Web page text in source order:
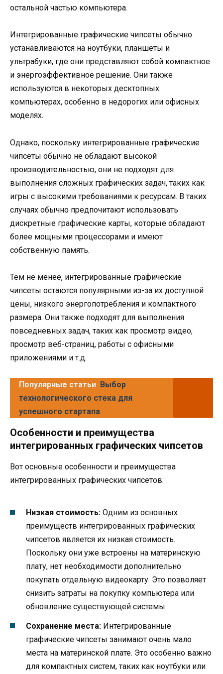
остальной частью компьютера.
Интегрированные графические чипсеты обычно
устанавливаются на ноутбуки, планшеты и
ультрабуки, где они представляют собой компактное
и энергоэффективное решение. Они также
используются в некоторых десктопных
компьютерах, особенно в недорогих или офисных
моделях.
Однако, поскольку интегрированные графические
чипсеты обычно не обладают высокой
производительностью, они не подходят для
выполнения сложных графических задач, таких как
игры с высокими требованиями к ресурсам. В таких
случаях обычно предпочитают использовать
дискретные графические карты, которые обладают
более мощными процессорами и имеют
собственную память.
Тем не менее, интегрированные графические
чипсеты остаются популярными из-за их доступной
цены, низкого энергопотребления и компактного
размера. Они также подходят для выполнения
повседневных задач, таких как просмотр видео,
просмотр веб-страниц, работы с офисными
приложениями и т.д.
Популярные статьи Выбор
технологического стека для
успешного стартапа
Особенности и преимущества
интегрированных графических чипсетов
Вот основные особенности и преимущества
интегрированных графических чипсетов:
Низкая стоимость: Одним из основных
преимуществ интегрированных графических
чипсетов является их низкая стоимость.
Поскольку они уже встроены на материнскую
плату, нет необходимости дополнительно
покупать отдельную видеокарту. Это позволяет
снизить затраты на покупку компьютера или
обновление существующей системы.
Сохранение места: Интегрированные
графические чипсеты занимают очень мало
места на материнской плате. Это особенно важно
для компактных систем, таких как ноутбуки или